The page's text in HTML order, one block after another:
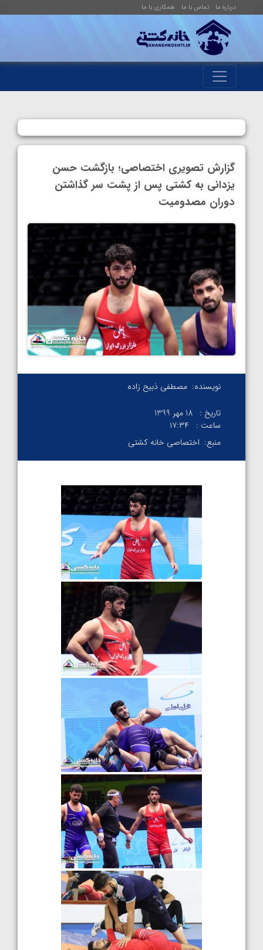
درباره ما تماس با ما همکاری با ما
گزارش تصویری اختصاصی؛ بازگشت حسن
یزدانی به کشتی پس از پشت سر گذاشتن
دوران مصدومیت
نویسنده: مصطفی ذبیح زاده
تاریخ : 18 مهر 1399
ساعت :
۱۷:۳۴
منبع: اختصاصی خانه کشتی